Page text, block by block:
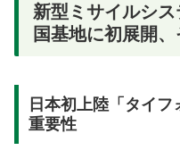
新型ミサイルシ
国基地に初展開
日本初上陸「タイ
重要性